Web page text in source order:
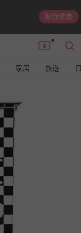
點我領券
家居 旅遊